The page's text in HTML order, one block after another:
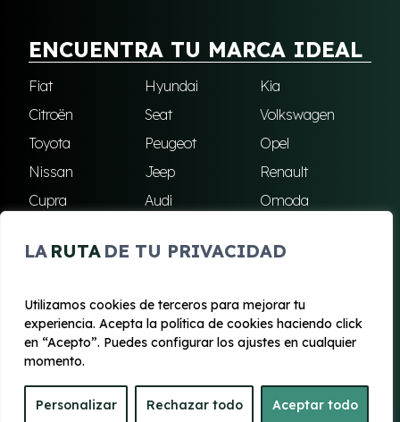
LA RUTA DE TU PRIVACIDAD
Utilizamos cookies de terceros para mejorar tu
experiencia. Acepta la política de cookies haciendo click
en “Acepto”. Puedes configurar los ajustes en cualquier
momento.
Personalizar Rechazar todo Aceptar todo
ENCUENTRA TU MARCA IDEAL
Fiat Hyundai
Kia
Citroën
Seat
Volkswagen
Toyota
Peugeot
Opel
Nissan
Jeep
Renault
Cupra
Audi
Omoda
Skoda
Ford Todas las marcas
© 2020 - 2026 Renting Mallorca
Aviso legal y Privacidad